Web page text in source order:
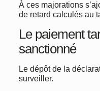
À ces majorations
de retard calculés au
Le paiement
sanctionné
Le dépôt de la
surveiller.